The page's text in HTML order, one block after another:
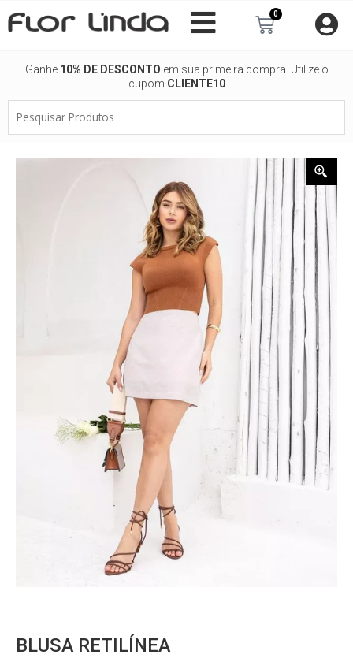
para
0
Carrinho
Ganhe 10% DE DESCONTO em sua primeira compra. Utilize o
cupom CLIENTE10
Produtos
BLUSA RETILÍNEA